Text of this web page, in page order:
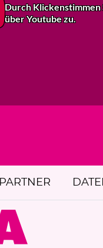
Durch Klickenstimmen
über Youtube zu.
PARTNER